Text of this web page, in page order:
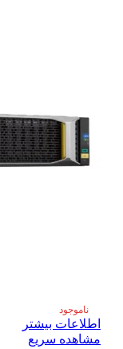
ناموجود
اطلاعات بیشتر
مشاهده سریع